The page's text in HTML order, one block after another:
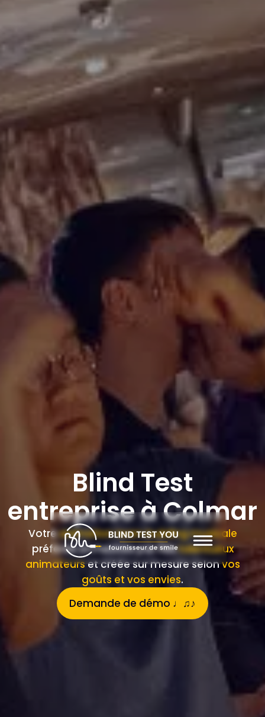
Blind Test
entreprise à Colmar
Votreanimation team building musicale
préférée orchestrée par nostalentueux
animateurset créée sur mesure selonvos
goûts et vos envies.
Demande de démo ♩♫♪